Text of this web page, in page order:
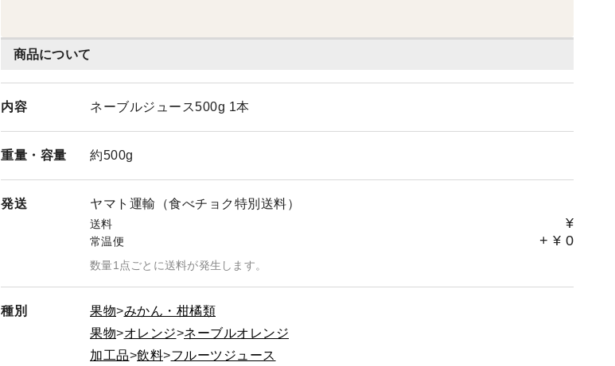
商品について
内容 ネーブルジュース500g 1本
重量・ 容量 約500g
発送 ヤマト運輸（食べチョク特別送料）
送料 ¥
常温便 + ¥ 0
数量1点ごとに送料が発生します。
種別 果物
みかん・柑橘類
果物
オレンジ
ネーブルオレンジ
加工品
飲料
フルーツジュース